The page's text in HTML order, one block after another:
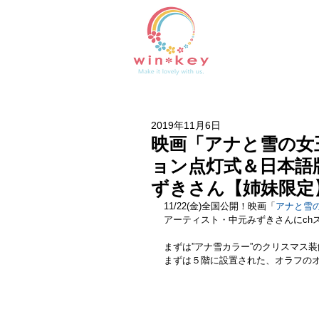
映画「アナと雪の
ョン点灯式＆日本
ずきさん【姉妹限
2019年11月6日
11/22(金)全国公開！映画「 アナと雪
アーティスト・中元みずきさんにch
まずは”アナ雪カラー”のクリスマス
まずは５階に設置された、オラフの